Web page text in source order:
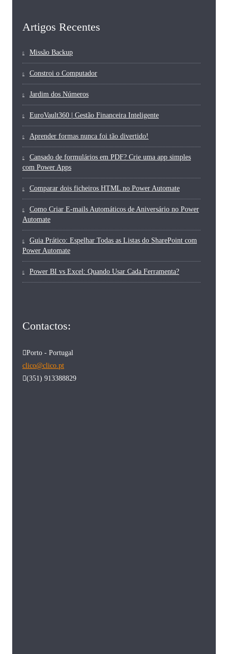
Artigos Recentes
Missão Backup
Constroi o Computador
Jardim dos Números
EuroVault360 | Gestão Financeira Inteligente
Aprender formas nunca foi tão divertido!
Cansado de formulários em PDF? Crie uma app simples
com Power Apps
Comparar dois ficheiros HTML no Power Automate
Como Criar E-mails Automáticos de Aniversário no Power
Automate
Guia Prático: Espelhar Todas as Listas do SharePoint com
Power Automate
Power BI vs Excel: Quando Usar Cada Ferramenta?
Contactos:
Porto - Portugal
clico@clico.pt
(351) 913388829